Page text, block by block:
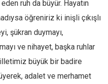
ruh da büyür. Hayatın
öğreniriz ki inişli çıkışlı
şükran duymayı,
ve nihayet, başka ruhlar
büyük bir badire
adalet ve merhamet